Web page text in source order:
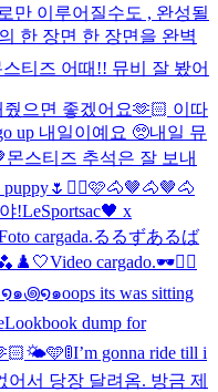
만 이루어질수도 , 완성될
한 장면 한 장면을 완벽
스티즈 어때!! 뮤비 잘 봤어
으면 좋겠어요🫶🏻 이따
up 내일이예요 🥺내일 뮤
몬스티즈 추석은 잘 보내
✌🏻🩷🐴🤎🐴🤎🐴
!LeSportsac🖤 x
cargada.るるずあるば
♟️🤍Video cargado.🕶️✌🏻
໑๑꩜໑๑oops its was sitting
Lookbook dump for
🚦I’m gonna ride till i
서 당장 달려옴. 방금 제